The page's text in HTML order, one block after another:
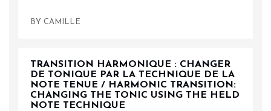
BY CAMILLE
TRANSITION HARMONIQUE : CHANGER
DE TONIQUE PAR LA TECHNIQUE DE LA
NOTE TENUE / HARMONIC TRANSITION:
CHANGING THE TONIC USING THE HELD
NOTE TECHNIQUE